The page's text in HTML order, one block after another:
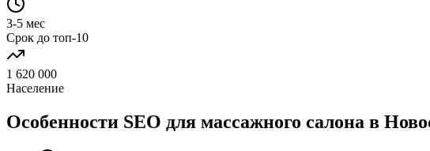
3-5 мес
Срок до топ-10
1 620 000
Население
Особенности SEO для массажного салона в